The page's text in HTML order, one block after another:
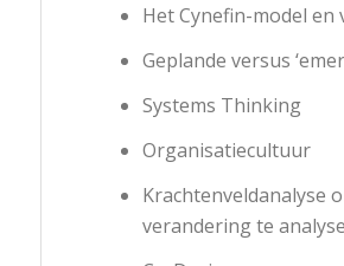
Het Cynefin-model en
Geplande versus
Systems Thinking
Organisatiecultuur
Krachtenveldanalyse
verandering te